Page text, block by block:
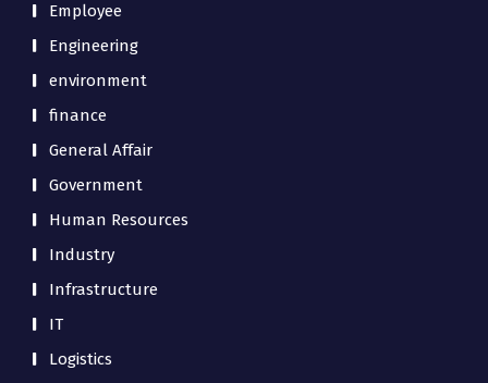
Employee
Engineering
environment
finance
General Affair
Government
Human Resources
Industry
Infrastructure
IT
Logistics